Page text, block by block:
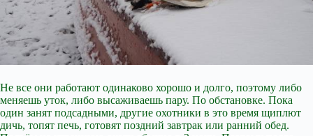
Не все они работают одинаково хорошо и долго, поэтому либо
меняешь уток, либо высаживаешь пару. По обстановке. Пока
один занят подсадными, другие охотники в это время щиплют
дичь, топят печь, готовят поздний завтрак или ранний обед.